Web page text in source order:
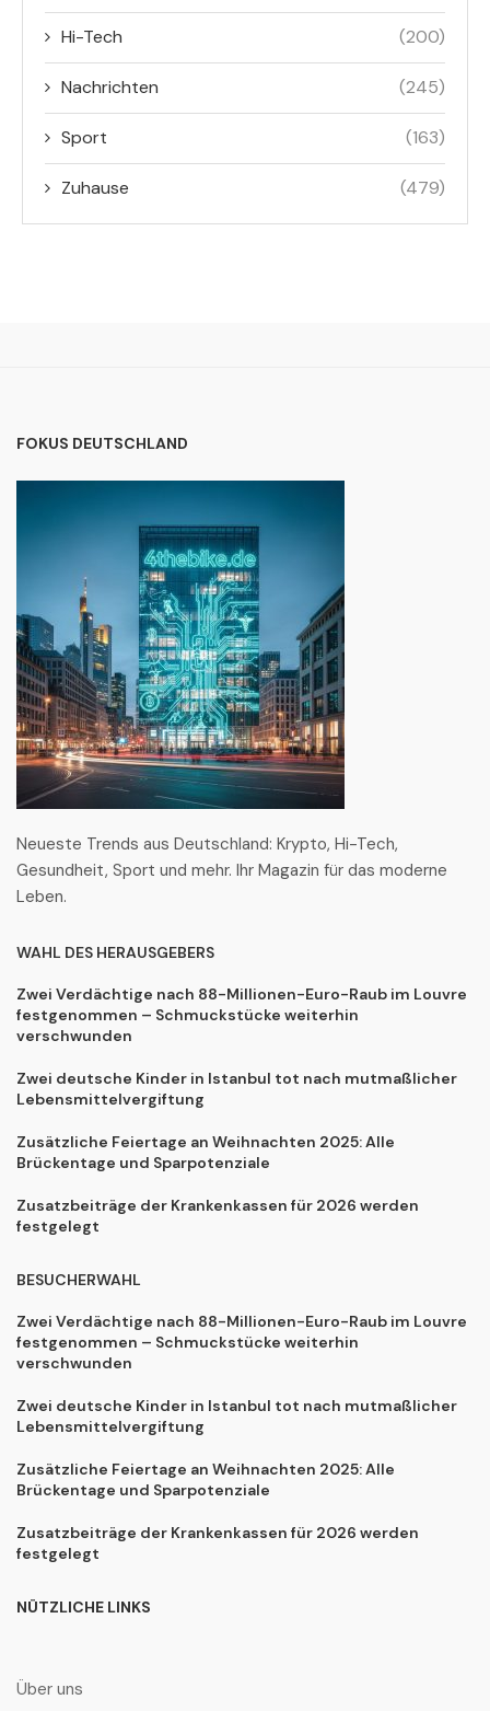
Hi-Tech (200)
Nachrichten (245)
Sport (163)
Zuhause (479)
FOKUS DEUTSCHLAND
Neueste Trends aus Deutschland: Krypto, Hi-Tech,
Gesundheit, Sport und mehr. Ihr Magazin für das moderne
Leben.
WAHL DES HERAUSGEBERS
Zwei Verdächtige nach 88-Millionen-Euro-Raub im Louvre
festgenommen – Schmuckstücke weiterhin
verschwunden
Zwei deutsche Kinder in Istanbul tot nach mutmaßlicher
Lebensmittelvergiftung
Zusätzliche Feiertage an Weihnachten 2025: Alle
Brückentage und Sparpotenziale
Zusatzbeiträge der Krankenkassen für 2026 werden
festgelegt
BESUCHERWAHL
Zwei Verdächtige nach 88-Millionen-Euro-Raub im Louvre
festgenommen – Schmuckstücke weiterhin
verschwunden
Zwei deutsche Kinder in Istanbul tot nach mutmaßlicher
Lebensmittelvergiftung
Zusätzliche Feiertage an Weihnachten 2025: Alle
Brückentage und Sparpotenziale
Zusatzbeiträge der Krankenkassen für 2026 werden
festgelegt
NÜTZLICHE LINKS
Über uns